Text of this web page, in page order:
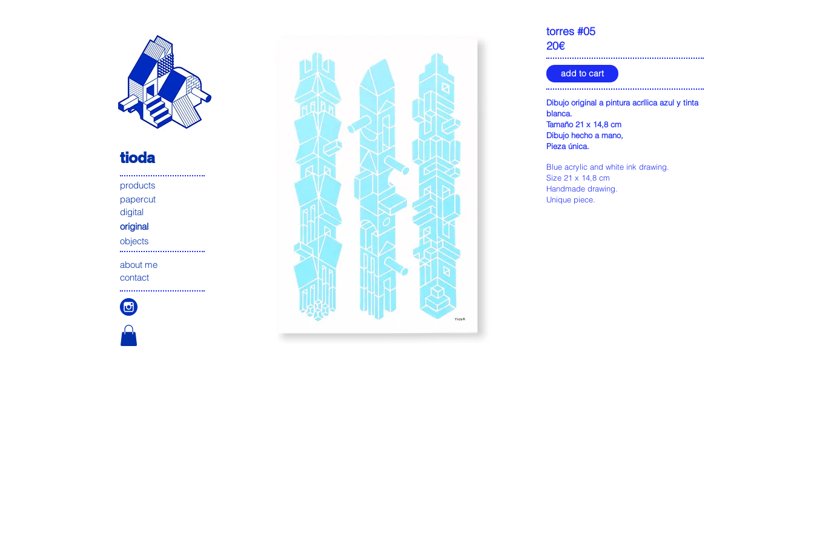
tioda
products
papercut
digital
original
objects
about me
contact
torres #05
20€
add to cart
Dibujo original a pintura acrílica azul y tinta
blanca.
Tamaño 21 x 14,8 cm
Dibujo hecho a mano,
Pieza única.
Blue acrylic and white ink drawing.
Size 21 x 14,8 cm
Handmade drawing.
Unique piece.